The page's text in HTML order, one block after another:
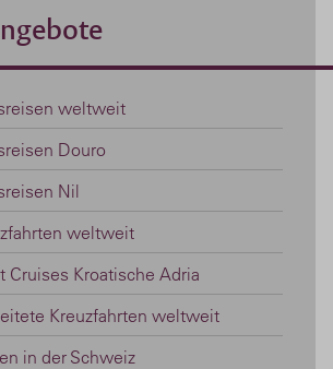
weltweit
Douro
Nil
weltweit
Cruises Kroatische Adria
Kreuzfahrten weltweit
in der Schweiz